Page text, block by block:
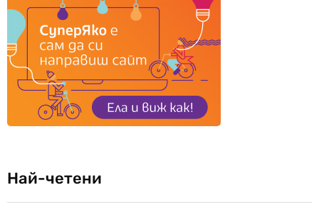
Най-четени